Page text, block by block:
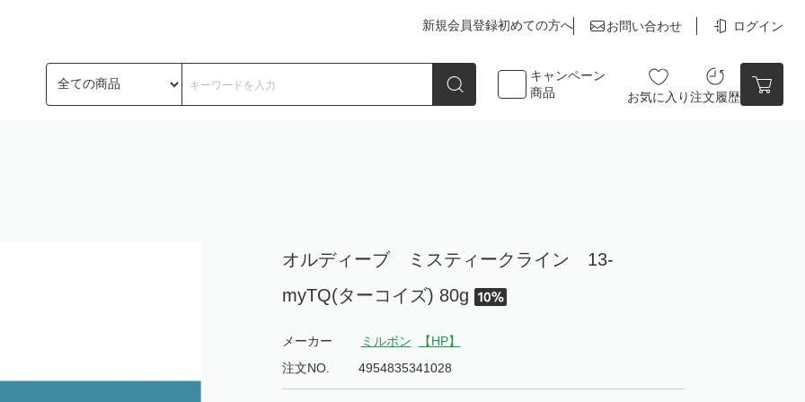
新規会員登録初めての方へ お問い合わせ ログイン
キャンペーン
商品
お気に入り注文履歴
オルディーブ ミスティークライン 13-
myTQ(ターコイズ) 80g
メーカー ミルボン
【HP】
注文NO.
4954835341028